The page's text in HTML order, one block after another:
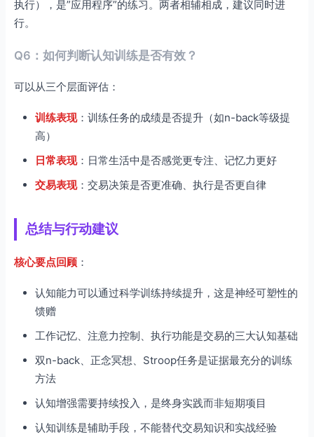
执行），是”应用程序”的练习。两者相辅相成，建议同时进
行。
Q6：如何判断认知训练是否有效？
可以从三个层面评估：
训练表现：训练任务的成绩是否提升（如n-back等级提
高）
日常表现：日常生活中是否感觉更专注、记忆力更好
交易表现：交易决策是否更准确、执行是否更自律
总结与行动建议
核心要点回顾 ：
认知能力可以通过科学训练持续提升，这是神经可塑性的
馈赠
工作记忆、注意力控制、执行功能是交易的三大认知基础
双n-back、正念冥想、Stroop任务是证据最充分的训练
方法
认知增强需要持续投入，是终身实践而非短期项目
认知训练是辅助手段，不能替代交易知识和实战经验